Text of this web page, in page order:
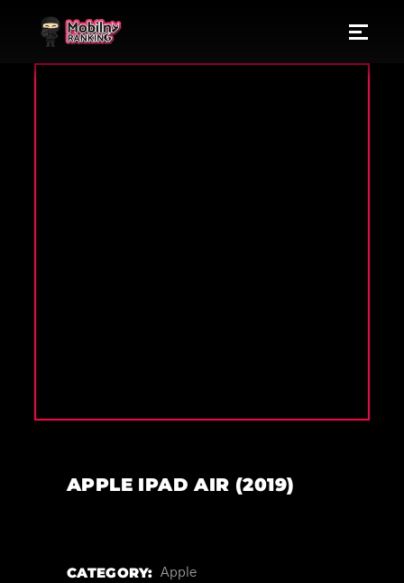
APPLE IPAD AIR (2019)
CATEGORY: Apple